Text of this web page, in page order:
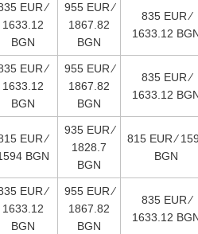
EUR ∕
1633.12
BGN
955 EUR ∕
1867.82
BGN
835 EUR ∕
1633.12
EUR ∕
1633.12
BGN
955 EUR ∕
1867.82
BGN
835 EUR ∕
1633.12
EUR ∕
BGN
935 EUR ∕
1828.7
BGN
815 EUR ∕
BGN
EUR ∕
1633.12
BGN
955 EUR ∕
1867.82
BGN
835 EUR ∕
1633.12